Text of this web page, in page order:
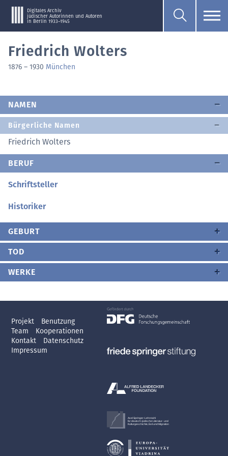
Digitales Archiv
jüdischer Autorinnen und Autoren
in Berlin 1933–1945
Friedrich Wolters
1876 – 1930 München
NAMEN
Bürgerliche Namen
Friedrich Wolters
BERUF
Schriftsteller
Historiker
GEBURT
TOD
WERKE
Projekt
Benutzung
Team
Kooperationen
Kontakt
Datenschutz
Impressum
Axel Springer-Lehrstuhl
für deutsch-jüdische Literatur- und
Kulturgeschichte, Exil und Migration